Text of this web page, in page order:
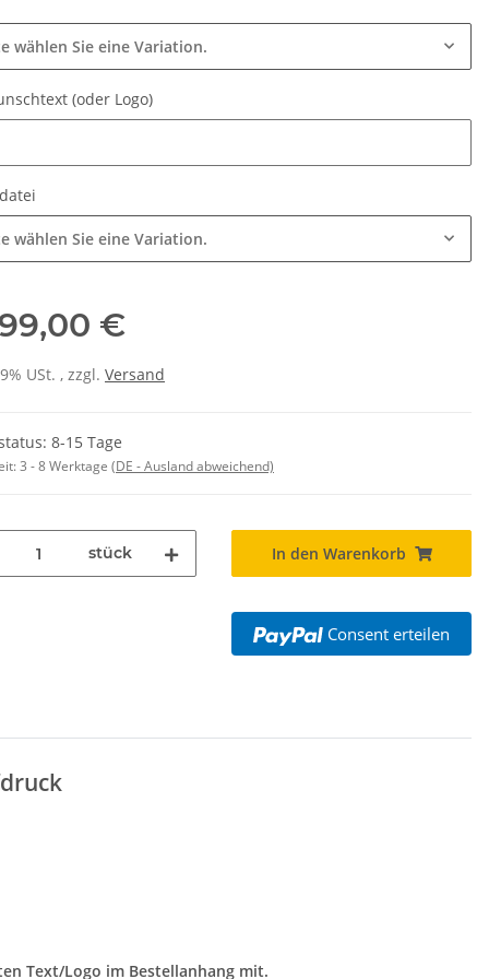
wählen Sie eine Variation.
(oder Logo)
wählen Sie eine Variation.
€
USt. , zzgl. Versand
8-15 Tage
3 - 8 Werktage (DE - Ausland abweichend)
stück In den Warenkorb
Consent erteilen
Text/Logo im Bestellanhang mit.
auch mit
S-3XL
11,17 €